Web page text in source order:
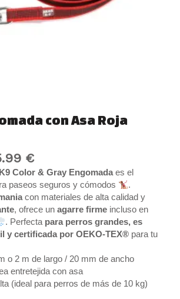
con Asa Roja
€
Color & Gray Engomadaes el
paseos seguros y cómodos
.
con materiales de alta calidad y
, ofrece unagarre firme incluso en
. Perfecta para perros grandes, es
y certificada por OEKO-TEX® para tu
o 2 m de largo / 20 mm de ancho
entretejida con asa
(ideal para perros de más de 10 kg)